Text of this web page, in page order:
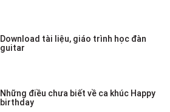
Download tài liệu, giáo trình học đàn
guitar
Những điều chưa biết về ca khúc Happy
birthday